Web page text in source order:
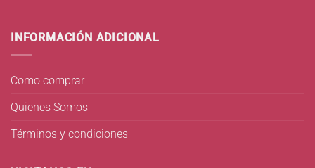
INFORMACIÓN ADICIONAL
Como comprar
Quienes Somos
Términos y condiciones